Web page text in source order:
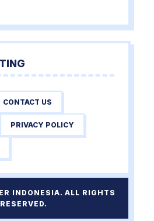
CONTACT US
PRIVACY POLICY
INDONESIA. ALL RIGHTS
RESERVED.